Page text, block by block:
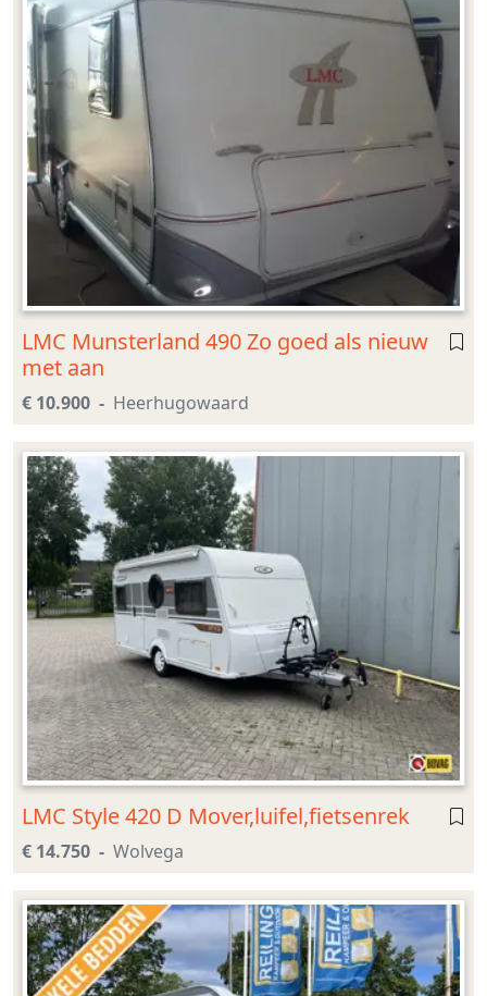
LMC Munsterland 490 Zo goed als nieuw
met aan
€ 10.900 Heerhugowaard
LMC Style 420 D Mover,luifel,fietsenrek
€ 14.750 Wolvega